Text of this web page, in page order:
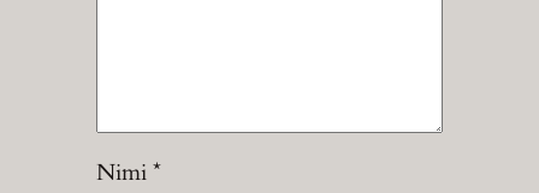
Nimi*